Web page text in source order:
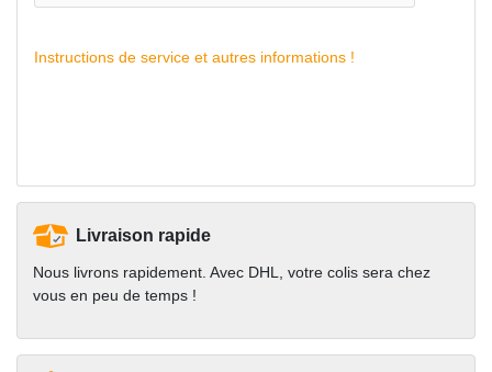
Instructions de service et autres informations !
Livraison rapide
Nous livrons rapidement. Avec DHL, votre colis sera chez
vous en peu de temps !